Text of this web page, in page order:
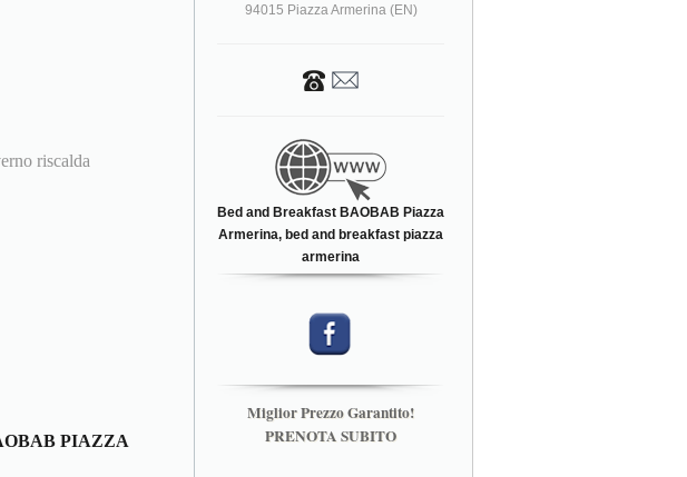
riscalda
PIAZZA
94015 Piazza Armerina (EN)
Bed and Breakfast BAOBAB Piazza
Armerina, bed and breakfast piazza
armerina
Miglior Prezzo Garantito!
PRENOTA SUBITO